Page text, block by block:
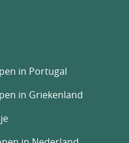
in Portugal
in Griekenland